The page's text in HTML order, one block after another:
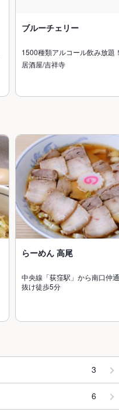
ブルーチェリー
1500種類アルコール飲み放
居酒屋/吉祥寺
らーめん 高尾
中央線「荻窪駅」から南口仲
抜け徒歩5分
3
6